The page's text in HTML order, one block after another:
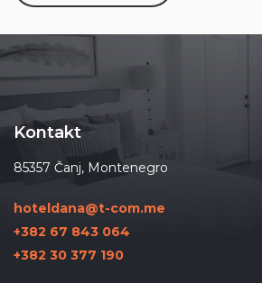
Kontakt
85357 Čanj, Montenegro
hoteldana@t-com.me
+382 67 843 064
+382 30 377 190